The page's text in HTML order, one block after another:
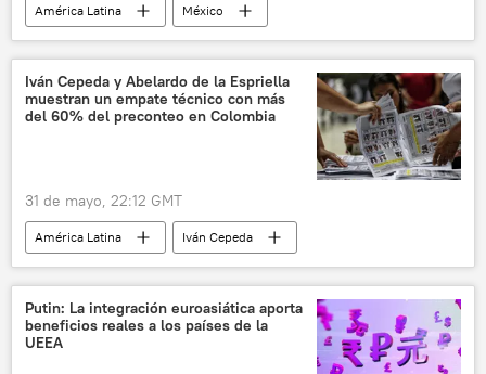
América Latina
México
Gobierno de México
Claudia Sheinbaum
EEUU
Donald Trump seguridad
Iván Cepeda y Abelardo de la Espriella
muestran un empate técnico con más
del 60% del preconteo en Colombia
31 de mayo, 22:12 GMT
América Latina
Iván Cepeda
Gustavo Petro
sociedad
Putin: La integración euroasiática aporta
beneficios reales a los países de la
UEEA